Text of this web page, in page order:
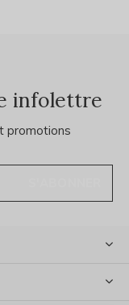
infolettre
promotions